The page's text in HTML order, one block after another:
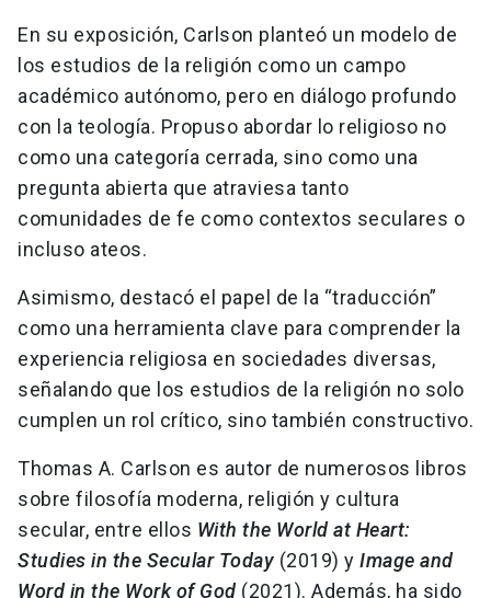
En su exposición, Carlson planteó un modelo de
los estudios de la religión como un campo
académico autónomo, pero en diálogo profundo
con la teología. Propuso abordar lo religioso no
como una categoría cerrada, sino como una
pregunta abierta que atraviesa tanto
comunidades de fe como contextos seculares o
incluso ateos.
Asimismo, destacó el papel de la “traducción”
como una herramienta clave para comprender la
experiencia religiosa en sociedades diversas,
señalando que los estudios de la religión no solo
cumplen un rol crítico, sino también constructivo.
Thomas A. Carlson es autor de numerosos libros
sobre filosofía moderna, religión y cultura
secular, entre ellos With the World at Heart:
Studies in the Secular Today (2019) y Image and
Word in the Work of God (2021). Además, ha sido